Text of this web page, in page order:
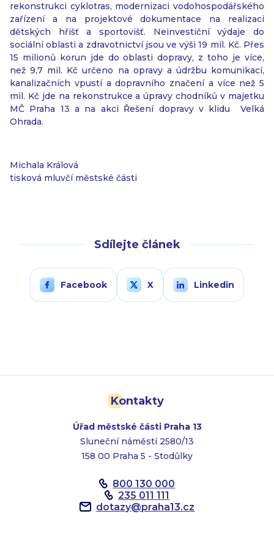
rekonstrukci cyklotras, modernizaci vodohospodářského
zařízení a na projektové dokumentace na realizaci
dětských hřišť a sportovišť. Neinvestiční výdaje do
sociální oblasti a zdravotnictví jsou ve výši 19 mil. Kč. Přes
15 milionů korun jde do oblasti dopravy, z toho je více,
než 9,7 mil. Kč určeno na opravy a údržbu komunikací,
kanalizačních vpustí a dopravního značení a více než 5
mil. Kč jde na rekonstrukce a úpravy chodníků v majetku
MČ Praha 13 a na akci Řešení dopravy v klidu Velká
Ohrada.
Michala Králová
tisková mluvčí městské části
Sdílejte článek
Facebook X Linkedin
Kontakty
Úřad městské části Praha 13
Sluneční náměstí 2580/13
158 00 Praha 5 - Stodůlky
800 130 000
235 011 111
dotazy@praha13.cz